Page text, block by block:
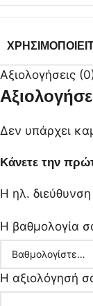
Αξιολογήσεις
Δεν υπάρχει
Κάνετε την
Η ηλ.
Η βαθμολογία
Η αξιολόγησή